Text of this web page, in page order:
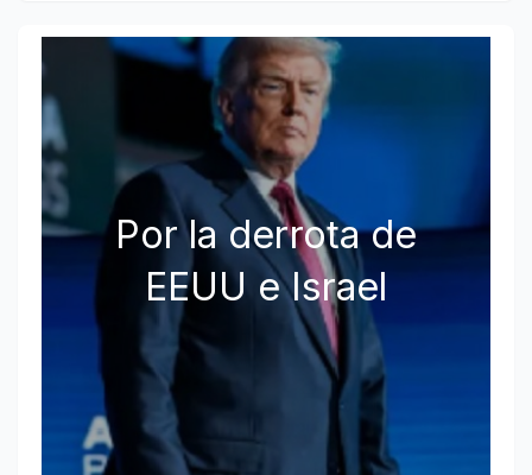
Por la derrota de
EEUU e Israel